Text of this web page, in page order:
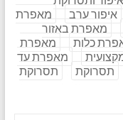
איפור ערב
מאפרת
מאפרת באזור
כלות
מאפרת
מאפרת עד
תסרוקת
תסרוקת